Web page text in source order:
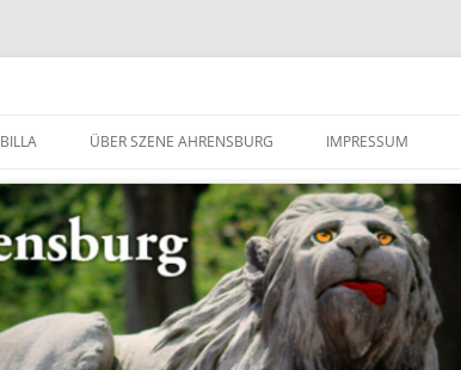
ÜBER SZENE AHRENSBURG IMPRESSUM